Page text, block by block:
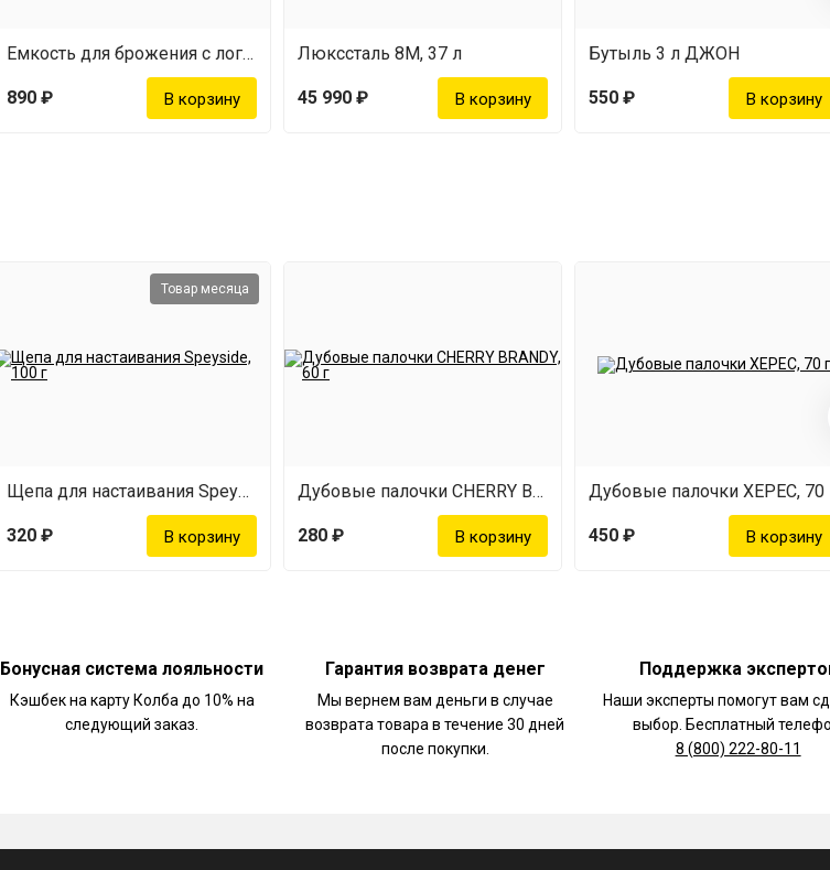
Емкость для брожения с логотипом Лондон (32 л)
890 ₽
Люкссталь 8М, 37 л
45 990 ₽
Бутыль 3 л ДЖОН
550 ₽
Товар месяца
Щепа для настаивания Speyside, 100 г
320 ₽
Дубовые палочки CHERRY BRANDY, 60 г
280 ₽
Дубовые палочки ХЕРЕС, 70
450 ₽
Бонусная система лояльности
Кэшбек на карту Колба до 10% на
следующий заказ.
Гарантия возврата денег
Мы вернем вам деньги в случае
возврата товара в течение 30 дней
после покупки.
Поддержка
Наши эксперты помогут вам
выбор. Бесплатный
8 (800) 222-80-11